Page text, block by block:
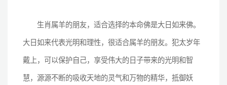
生肖属羊的朋友，适合选择的本命佛是大日如来佛。
大日如来代表光明和理性，很适合属羊的朋友。犯太岁年
戴上，可以保护自己，享受伟大的日子带来的光明和智
慧，源源不断的吸收天地的灵气和万物的精华，抵御妖